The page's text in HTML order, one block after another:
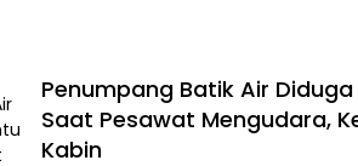
Penumpang Batik Air
Saat Pesawat Mengudara,
Kabin